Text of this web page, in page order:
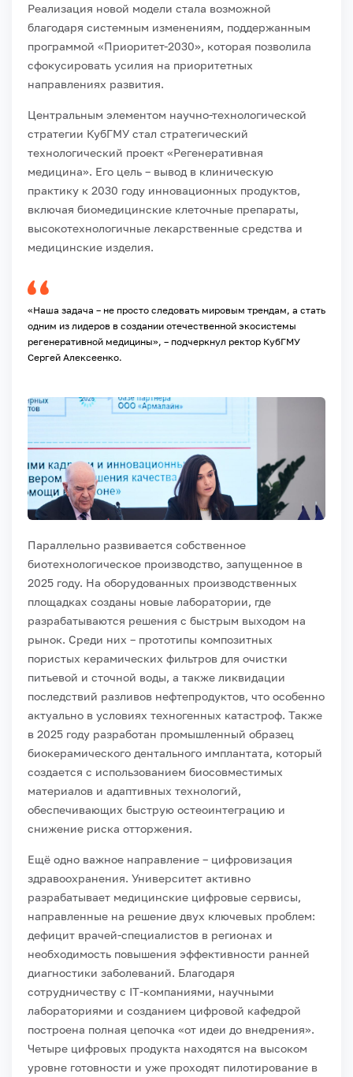
Реализация новой модели стала возможной
благодаря системным изменениям, поддержанным
программой «Приоритет-2030», которая позволила
сфокусировать усилия на приоритетных
направлениях развития.
Центральным элементом научно-технологической
стратегии КубГМУ стал стратегический
технологический проект «Регенеративная
медицина». Его цель – вывод в клиническую
практику к 2030 году инновационных продуктов,
включая биомедицинские клеточные препараты,
высокотехнологичные лекарственные средства и
медицинские изделия.
«Наша задача – не просто следовать мировым трендам, а стать
одним из лидеров в создании отечественной экосистемы
регенеративной медицины», – подчеркнул ректор КубГМУ
Сергей Алексеенко.
Параллельно развивается собственное
биотехнологическое производство, запущенное в
2025 году. На оборудованных производственных
площадках созданы новые лаборатории, где
разрабатываются решения с быстрым выходом на
рынок. Среди них – прототипы композитных
пористых керамических фильтров для очистки
питьевой и сточной воды, а также ликвидации
последствий разливов нефтепродуктов, что особенно
актуально в условиях техногенных катастроф. Также
в 2025 году разработан промышленный образец
биокерамического дентального имплантата, который
создается с использованием биосовместимых
материалов и адаптивных технологий,
обеспечивающих быструю остеоинтеграцию и
снижение риска отторжения.
Ещё одно важное направление – цифровизация
здравоохранения. Университет активно
разрабатывает медицинские цифровые сервисы,
направленные на решение двух ключевых проблем:
дефицит врачей-специалистов в регионах и
необходимость повышения эффективности ранней
диагностики заболеваний. Благодаря
сотрудничеству с IT-компаниями, научными
лабораториями и созданием цифровой кафедрой
построена полная цепочка «от идеи до внедрения».
Четыре цифровых продукта находятся на высоком
уровне готовности и уже проходят пилотирование в